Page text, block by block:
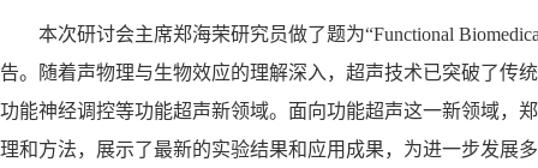
本次研讨会主席郑海荣研究员做了题为“Functional
告。随着声物理与生物效应的理解深入，超声技术已突破了传
功能神经调控等功能超声新领域。面向功能超声这一新领域，
理和方法，展示了最新的实验结果和应用成果，为进一步发展